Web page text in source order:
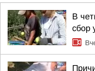
В
сбор